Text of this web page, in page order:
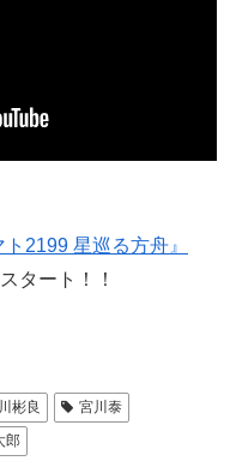
2199 星巡る方舟』
タート！！
彬良
宮川泰
郎